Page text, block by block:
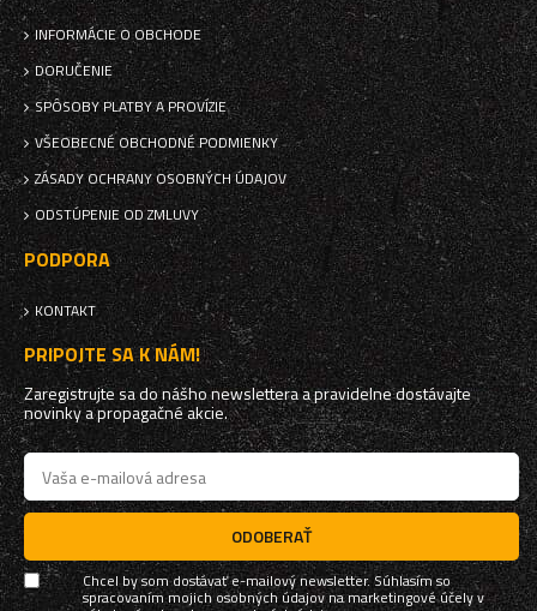
INFORMÁCIE O OBCHODE
DORUČENIE
SPÔSOBY PLATBY A PROVÍZIE
VŠEOBECNÉ OBCHODNÉ PODMIENKY
ZÁSADY OCHRANY OSOBNÝCH ÚDAJOV
ODSTÚPENIE OD ZMLUVY
PODPORA
KONTAKT
PRIPOJTE SA K NÁM!
Zaregistrujte sa do nášho newslettera a pravidelne dostávajte
novinky a propagačné akcie.
ODOBERAŤ
Chcel by som dostávať e-mailový newsletter. Súhlasím so
spracovaním mojich osobných údajov na marketingové účely v